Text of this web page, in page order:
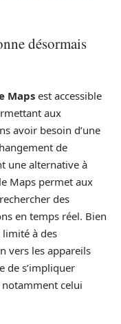
désormais
Maps est accessible
aux
avoir besoin d’une
de
une alternative à
Maps permet aux
des
en temps réel. Bien
limité à des
vers les appareils
de s’impliquer
notamment celui